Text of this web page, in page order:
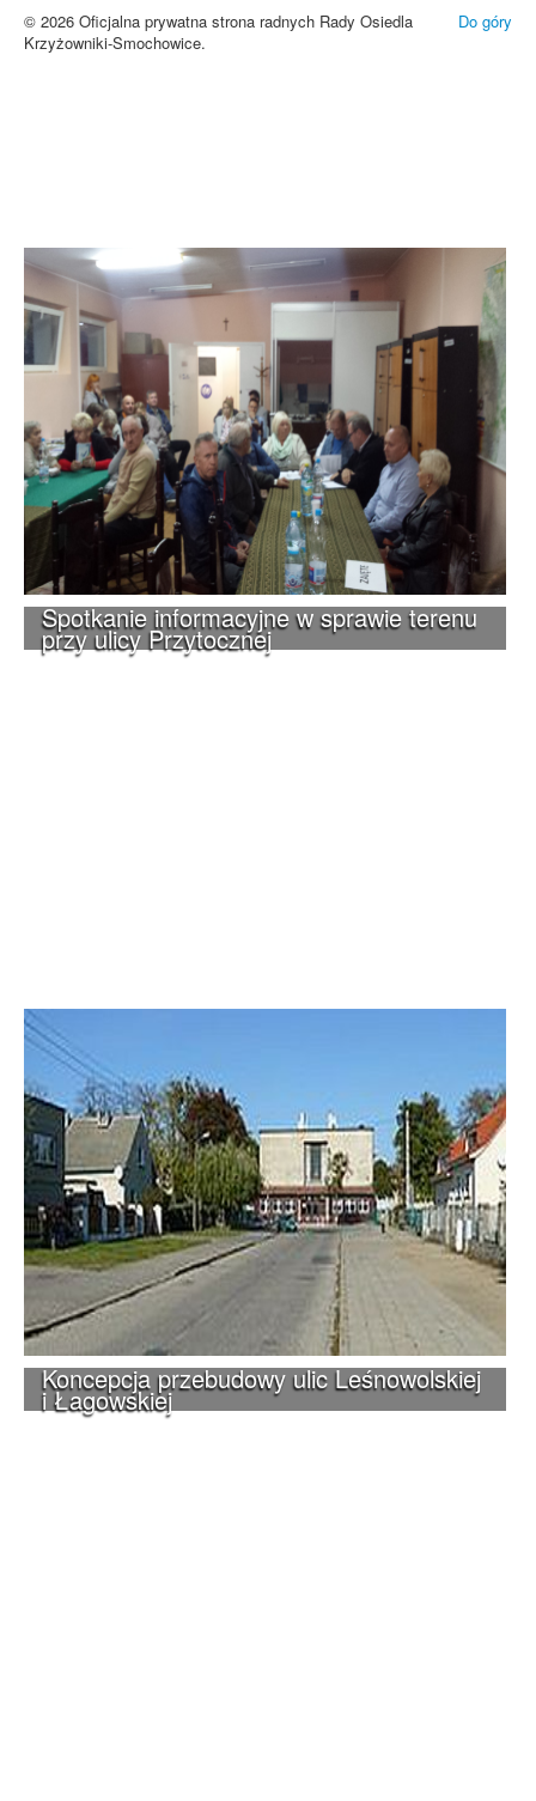
Spotkanie informacyjne w sprawie terenu
przy ulicy Przytocznej
Koncepcja przebudowy ulic Leśnowolskiej
i Łagowskiej
Do góry
© 2026 Oficjalna prywatna strona radnych Rady Osiedla
Krzyżowniki-Smochowice.